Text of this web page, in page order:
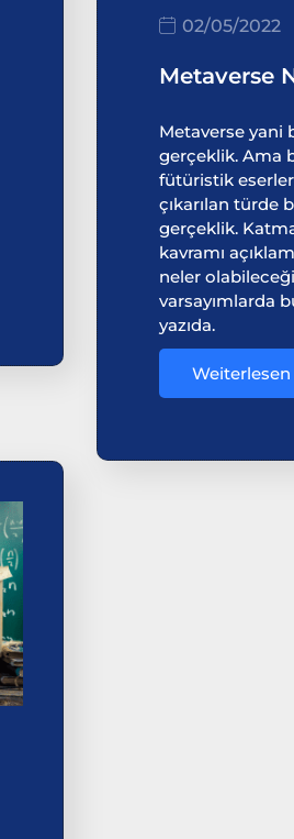
02/05/2022
Metaverse
Metaverse yani
gerçeklik. Ama
fütüristik
çıkarılan türde
gerçeklik.
kavramı
neler
varsayımlarda
yazıda.
Weiterlesen